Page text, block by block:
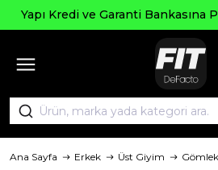
Bankasına Peşin Fiyatına 6
Ana Sayfa Erkek Üst Giyim Gömlek